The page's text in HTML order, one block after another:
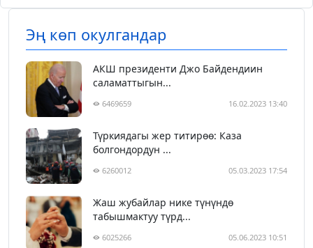
Эң көп окулгандар
АКШ президенти Джо Байдендиин
саламаттыгын...
6469659 16.02.2023 13:40
Түркиядагы жер титирөө: Каза
болгондордун ...
6260012 05.03.2023 17:54
Жаш жубайлар нике түнүндө
табышмактуу түрд...
6025266 05.06.2023 10:51